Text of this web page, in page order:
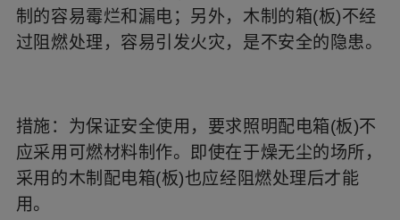
制的容易霉烂和漏电；另外，木制的箱(板)不经
过阻燃处理，容易引发火灾，是不安全的隐患。
措施：为保证安全使用，要求照明配电箱(板)不
应采用可燃材料制作。即使在于燥无尘的场所，
采用的木制配电箱(板)也应经阻燃处理后才能
用。